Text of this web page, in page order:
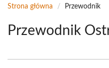
Strona główna / Przewodnik
Przewodnik